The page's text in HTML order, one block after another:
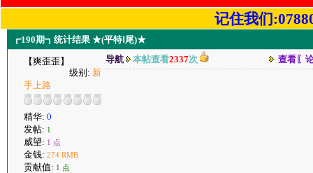
记住我们
┏190期┓统计结果 ★(平特Ⅰ尾)★
【爽歪歪】
级别: 新
手上路
精华: 0
发帖: 1
威望: 1 点
金钱: 274 RMB
贡献值: 1 点
导航 本帖查看2337次 查看〖